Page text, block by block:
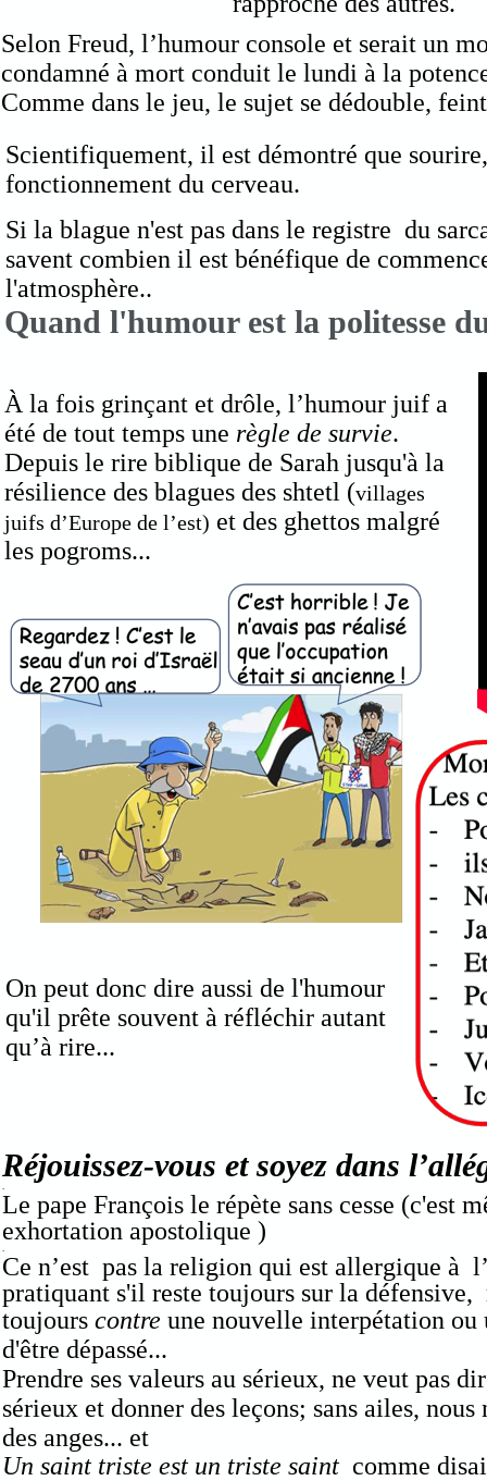
Réjouissez-vous et soyez dans
Le pape François le répète sans cesse (c'est
exhortation apostolique )
Ce n’est pas la religion qui est allergique à
pratiquant s'il reste toujours sur la
toujourscontre une nouvelle interpétation ou
d'être dépassé...
Prendre ses valeurs au sérieux, ne veut pas
sérieux et donner des leçons; sans ailes, nous
des anges... et
Un saint triste est un triste saint comme
À la fois grinçant et drôle, l’humour juif a
été de tout temps une règle de survie.
Depuis le rire biblique de Sarah jusqu'à la
résilience des blagues des shtetl (villages
juifs d’Europe de l’est) et des ghettos malgré
les pogroms...
Selon Freud, l’humour console et serait un
condamné à mort conduit le lundi à la
Comme dans le jeu, le sujet se dédouble,
Scientifiquement, il est démontré que
fonctionnement du cerveau.
Si la blague n'est pas dans le registre du
savent combien il est bénéfique de
l'atmosphère..
Quand l'humour est la politesse
On peut donc dire aussi de l'humour
qu'il prête souvent à réfléchir autant
qu’à rire...